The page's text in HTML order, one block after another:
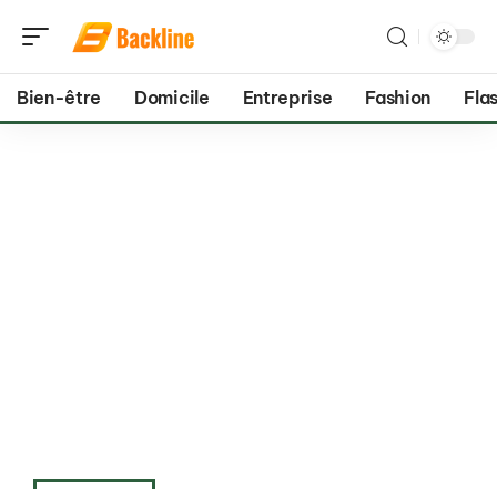
Bien-être Domicile Entreprise Fashion